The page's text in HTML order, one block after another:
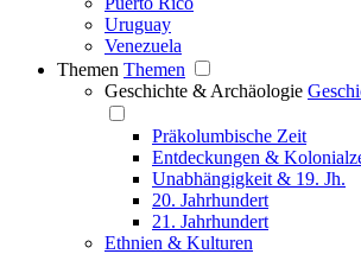
Uruguay
Venezuela
Themen Themen
Geschichte & Archäologie
Präkolumbische Zeit
Entdeckungen &
Unabhängigkeit & 19. Jh.
20. Jahrhundert
21. Jahrhundert
Ethnien & Kulturen